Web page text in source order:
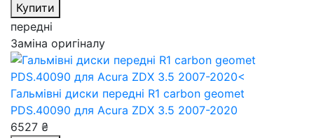
Купити
передні
Заміна оригіналу
Гальмівні диски передні R1 carbon geomet
PDS.40090 для Acura ZDX 3.5 2007-2020
6527 ₴